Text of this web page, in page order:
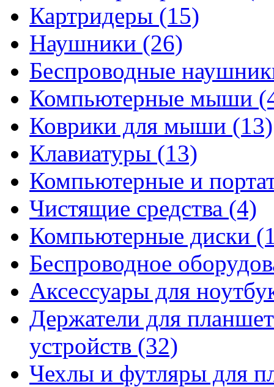
Картридеры (15)
Наушники (26)
Беспроводные
Компьютерные мыши
Коврики для мыши (13)
Клавиатуры (13)
Компьютерные и
Чистящие средства (4)
Компьютерные диски
Беспроводное
Аксессуары для
Держатели для
устройств (32)
Чехлы и футляры для